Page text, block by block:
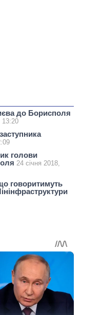
до Борисполя
13:20
голови
24 січня 2018,
говоритимуть